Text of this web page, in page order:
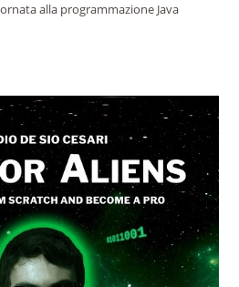
alla programmazione Java